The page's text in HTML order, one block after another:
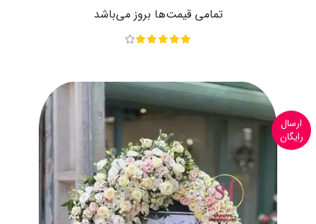
تمامی قیمت‌ها بروز می‌باشد
ارسال
رایگان